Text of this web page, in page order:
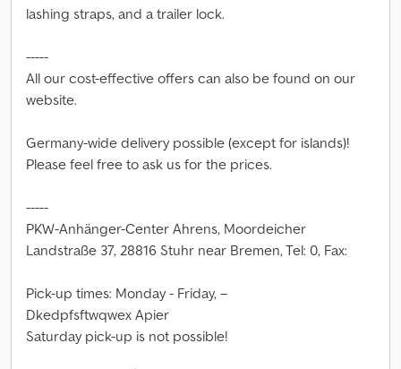
lashing straps, and a trailer lock.
-----
All our cost-effective offers can also be found on our
website.
Germany-wide delivery possible (except for islands)!
Please feel free to ask us for the prices.
-----
PKW-Anhänger-Center Ahrens, Moordeicher
Landstraße 37, 28816 Stuhr near Bremen, Tel: 0, Fax:
Pick-up times: Monday - Friday, –
Dkedpfsftwqwex Apier
Saturday pick-up is not possible!